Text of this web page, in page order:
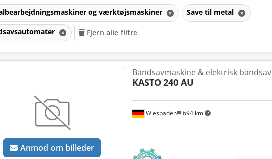
og værktøjsmaskiner Save til metal
Fjern alle filtre
Anmod om billeder
Wiesbaden 694 km
Båndsavmaskine & elektrisk båndsav
KASTO240 AU